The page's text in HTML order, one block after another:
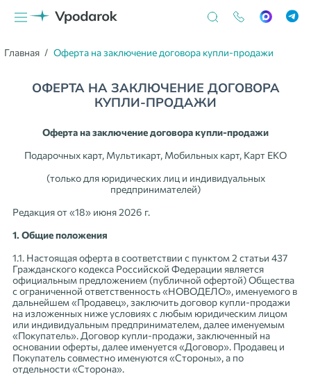
Главная Оферта на заключение договора купли-продажи
ОФЕРТА НА ЗАКЛЮЧЕНИЕ ДОГОВОРА
КУПЛИ-ПРОДАЖИ
Оферта на заключение договора купли-продажи
Подарочных карт, Мультикарт, Мобильных карт, Карт ЕКО
(только для юридических лиц и индивидуальных
предпринимателей)
Редакция от «18» июня 2026 г.
1. Общие положения
1.1. Настоящая оферта в соответствии с пунктом 2 статьи 437
Гражданского кодекса Российской Федерации является
официальным предложением (публичной офертой) Общества
с ограниченной ответственность «НОВОДЕЛО», именуемого в
дальнейшем «Продавец», заключить договор купли-продажи
на изложенных ниже условиях с любым юридическим лицом
или индивидуальным предпринимателем, далее именуемым
«Покупатель». Договор купли-продажи, заключенный на
основании оферты, далее именуется «Договор». Продавец и
Покупатель совместно именуются «Стороны», а по
отдельности «Сторона».